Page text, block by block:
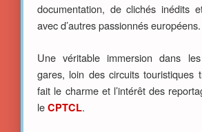
documentation, de clichés inédits
avec d’autres passionnés européens.
Une véritable immersion dans
gares, loin des circuits touristiques
fait le charme et l’intérêt des
leCPTCL.